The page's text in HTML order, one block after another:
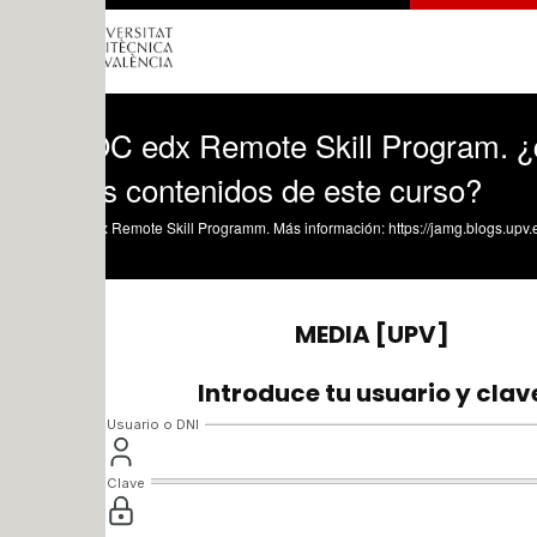
edx Remote Skill Program. ¿qué
contenidos de este curso?